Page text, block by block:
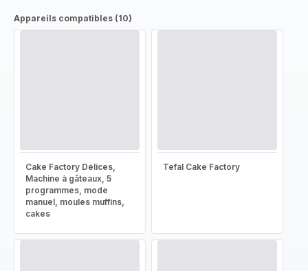
Appareils compatibles (10)
Cake Factory Délices,
Machine à gâteaux, 5
programmes, mode
manuel, moules muffins,
cakes
Tefal Cake Factory